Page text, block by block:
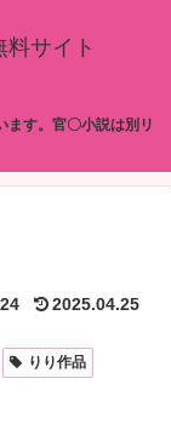
サイト
ます。官〇小説は別リ
2025.04.25
りり作品